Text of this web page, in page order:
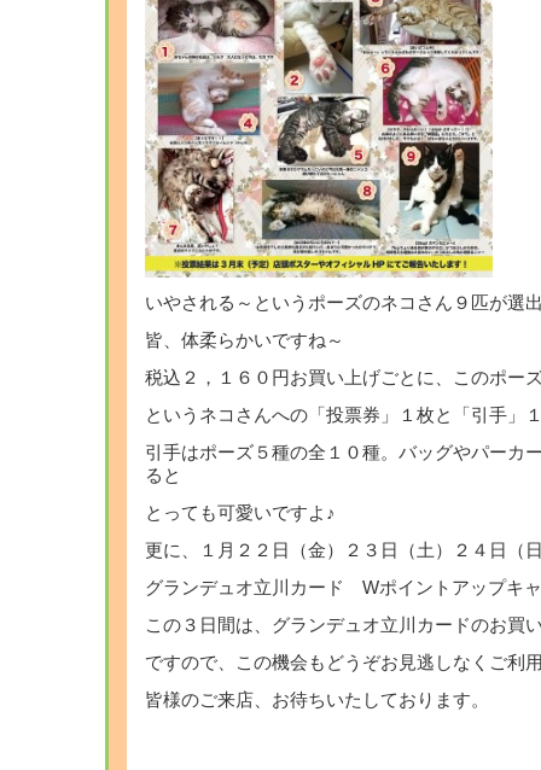
いやされる～というポーズのネコさん９匹が選
皆、体柔らかいですね～
税込２，１６０円お買い上げごとに、このポー
というネコさんへの「投票券」１枚と「引手」
引手はポーズ５種の全１０種。バッグやパーカ
ると
とっても可愛いですよ♪
更に、１月２２日（金）２３日（土）２４日（
グランデュオ立川カード Wポイントアップキ
この３日間は、グランデュオ立川カードのお買
ですので、この機会もどうぞお見逃しなくご利
皆様のご来店、お待ちいたしております。